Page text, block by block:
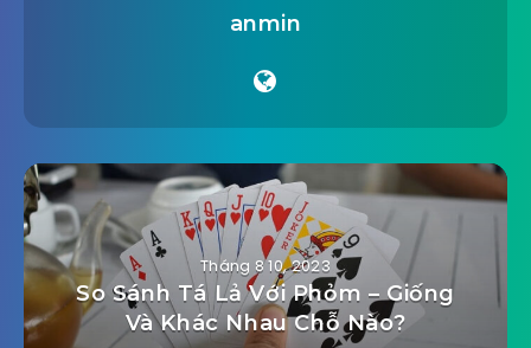
anmin
Tháng 8 10, 2023
So Sánh Tá Lả Với Phỏm – Giống
Và Khác Nhau Chỗ Nào?